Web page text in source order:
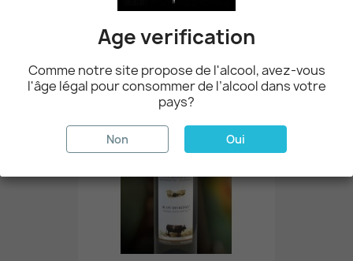
favorite_border
Age verification
Comme notre site propose de l'alcool, avez-vous
l'âge légal pour consommer de l’alcool dans votre
pays?
Non Oui